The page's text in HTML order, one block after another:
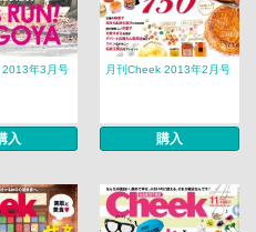
2013年3月号
入
月刊Cheek 2013年2月号
購入